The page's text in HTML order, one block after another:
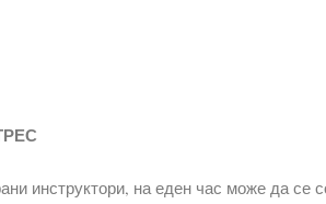
инструктори, на еден час може да се